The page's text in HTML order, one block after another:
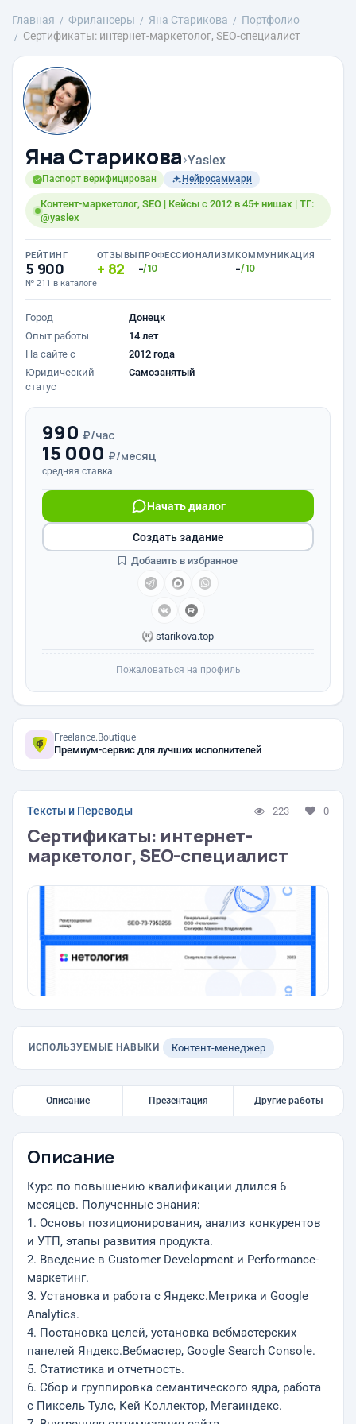
Главная Фрилансеры Яна Старикова
Портфолио
Сертификаты: интернет-маркетолог, SEO-специалист
Яна Старикова›Yaslex
Паспорт верифицирован Нейросаммари
Контент-маркетолог, SEO | Кейсы с 2012 в 45+ нишах | ТГ:
@yaslex
РЕЙТИНГ
5 900
№ 211 в каталоге
ОТЗЫВЫ
82
ПРОФЕССИОНАЛИЗМ
-/10
КОММУНИКАЦИЯ
-/10
Город
Донецк
Опыт работы
14 лет
На сайте с
2012 года
Юридический
статус
Самозанятый
990 ₽/час
15 000 ₽/месяц
средняя ставка
Начать диалог
starikova.top
Создать задание
Добавить в избранное
Пожаловаться на профиль
Freelance.Boutique
Премиум-сервис для лучших исполнителей
Тексты и Переводы 223 0
Сертификаты: интернет-
маркетолог, SEO-специалист
ИСПОЛЬЗУЕМЫЕ НАВЫКИ Контент-менеджер
Описание Презентация Другие работы
Описание
Курс по повышению квалификации длился 6
месяцев. Полученные знания:
1. Основы позиционирования, анализ конкурентов
и УТП, этапы развития продукта.
2. Введение в Customer Development и Performance-
маркетинг.
3. Установка и работа с Яндекс.Метрика и Google
Analytics.
4. Постановка целей, установка вебмастерских
панелей Яндекс.Вебмастер, Google Search Console.
5. Статистика и отчетность.
6. Сбор и группировка семантического ядра, работа
с Пиксель Тулс, Кей Коллектор, Мегаиндекс.